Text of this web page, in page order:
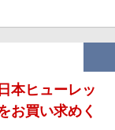
本ヒューレッ
お買い求めく